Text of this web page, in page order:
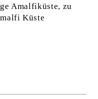
Amalfiküste, zu
Küste